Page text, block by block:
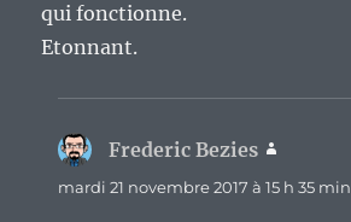
qui fonctionne.
Etonnant.
Frederic Bezies
mardi 21 novembre 2017 à 15 h 35 min